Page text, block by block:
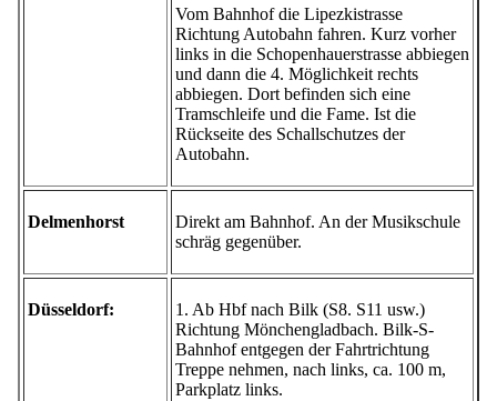
Vom Bahnhof die Lipezkistrasse
Richtung Autobahn fahren. Kurz vorher
links in die Schopenhauerstrasse abbiegen
und dann die 4. Möglichkeit rechts
abbiegen. Dort befinden sich eine
Tramschleife und die Fame. Ist die
Rückseite des Schallschutzes der
Autobahn.
Delmenhorst
Direkt am Bahnhof. An der Musikschule
schräg gegenüber.
Düsseldorf:
1. Ab Hbf nach Bilk (S8. S11 usw.)
Richtung Mönchengladbach. Bilk-S-
Bahnhof entgegen der Fahrtrichtung
Treppe nehmen, nach links, ca. 100 m,
Parkplatz links.